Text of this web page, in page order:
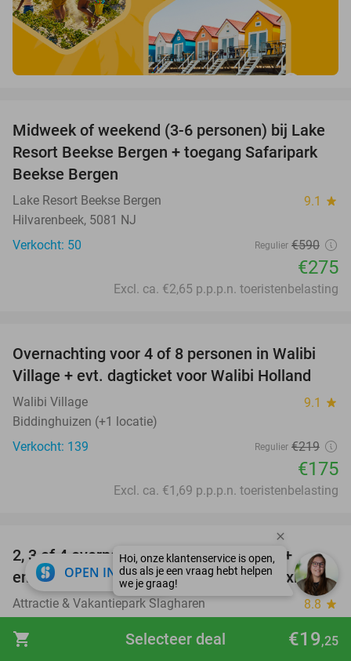
shopping_cart €19,25
Selecteer deal
53%
Midweek of weekend (3-6 personen) bij Lake
Resort Beekse Bergen + toegang Safaripark
Beekse Bergen
Lake Resort Beekse Bergen 9.1 star
Hilvarenbeek, 5081 NJ
Verkocht: 50
Regulier €590
€275
Excl. ca. €2,65 p.p.p.n. toeristenbelasting
20%
Overnachting voor 4 of 8 personen in Walibi
Village + evt. dagticket voor Walibi Holland
Walibi Village 9.1 star
Biddinghuizen (+1 locatie)
Verkocht: 139
Regulier €219
€175
Excl. ca. €1,69 p.p.p.n. toeristenbelasting
55%
2, 3 of 4 overnachtingen voor 2-6 pers. +
entree Slagharen + waterpark Aqua Mexicana
Attractie & Vakantiepark Slagharen 8.8 star
Verkocht: 1.318
€355
OPEN IN APP close